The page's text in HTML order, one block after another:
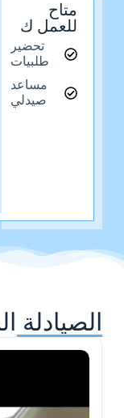
متاح
للعمل ك
تحضير
طلبيات
مساعد
صيدلي
الصيادلة